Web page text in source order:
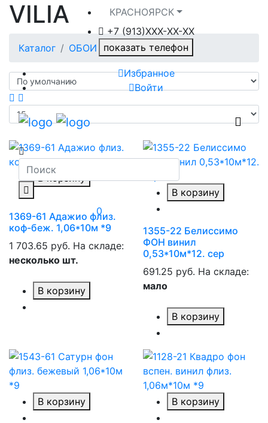
КРАСНОЯРСК
+7 (913)ХXX-ХХ-XX
показать телефон
Избранное
Войти
0
VILIA
Каталог ОБОИ VILIA
В корзину
1369-61 Адажио флиз.
коф-беж. 1,06*10м *9
1 703.65 руб. На складе:
несколько шт.
В корзину
В корзину
1355-22 Белиссимо
ФОН винил
0,53*10м*12. сер
691.25 руб. На складе:
мало
В корзину
В корзину В корзину